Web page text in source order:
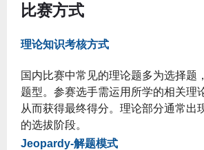
比赛方式
理论知识考核方式
国内比赛中常见的理论题多为选择题
题型。参赛选手需运用所学的相关理
从而获得最终得分。理论部分通常出
的选拔阶段。
Jeopardy-解题模式